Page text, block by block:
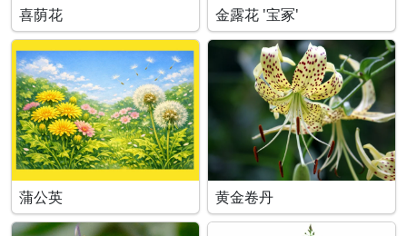
喜荫花 金露花 '宝冢'
蒲公英 黄金卷丹